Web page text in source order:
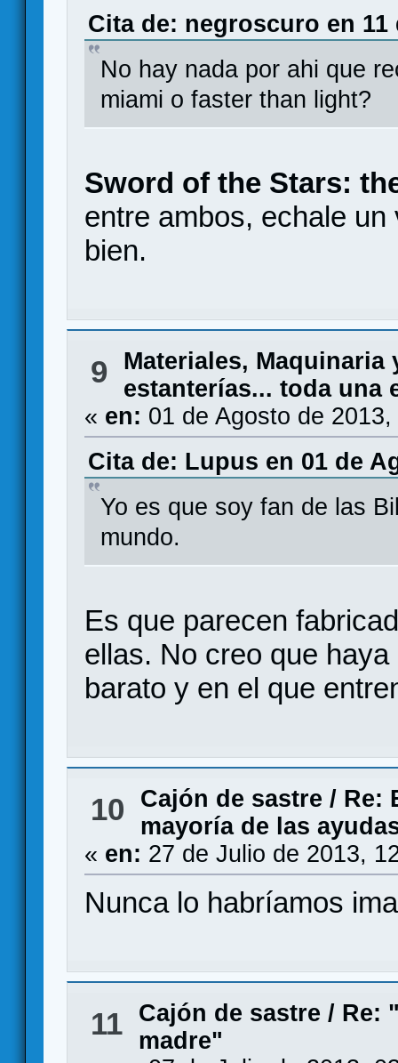
Cita de: negroscuro en 11
No hay nada por ahi que
miami o faster than light?
Sword of the Stars:
entre ambos, echale
bien.
9
Materiales, Maquinaria
estanterías... toda una
« en: 01 de Agosto de
Cita de: Lupus en 01 de
Yo es que soy fan de las
mundo.
Es que parecen
ellas. No creo que
barato y en el que
10 Cajón de sastre / Re:
mayoría de las
« en: 27 de Julio de 2013,
Nunca lo habríamos
11 Cajón de sastre / Re:
madre"